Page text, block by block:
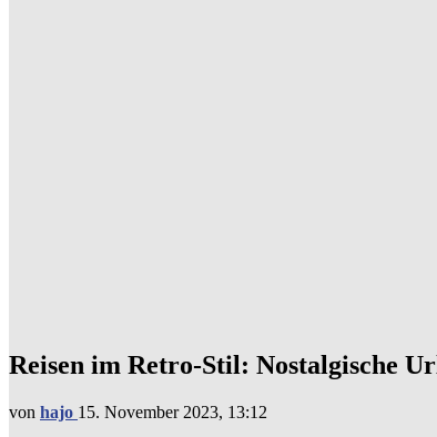
Reisen im Retro-Stil: Nostalgische
von hajo 15. November 2023, 13:12